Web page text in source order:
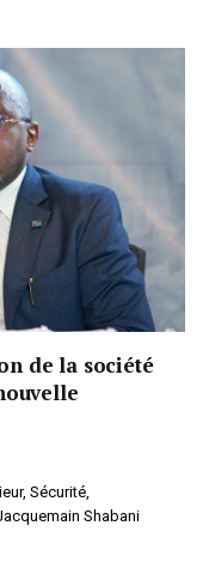
de la société
Sécurité,
Shabani